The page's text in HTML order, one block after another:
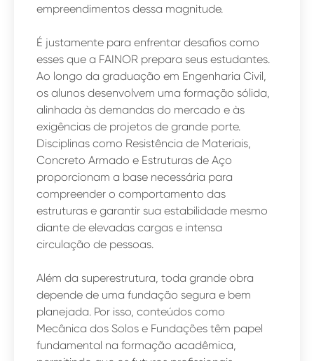
empreendimentos dessa magnitude.
É justamente para enfrentar desafios como
esses que a FAINOR prepara seus estudantes.
Ao longo da graduação em Engenharia Civil,
os alunos desenvolvem uma formação sólida,
alinhada às demandas do mercado e às
exigências de projetos de grande porte.
Disciplinas como Resistência de Materiais,
Concreto Armado e Estruturas de Aço
proporcionam a base necessária para
compreender o comportamento das
estruturas e garantir sua estabilidade mesmo
diante de elevadas cargas e intensa
circulação de pessoas.
Além da superestrutura, toda grande obra
depende de uma fundação segura e bem
planejada. Por isso, conteúdos como
Mecânica dos Solos e Fundações têm papel
fundamental na formação acadêmica,